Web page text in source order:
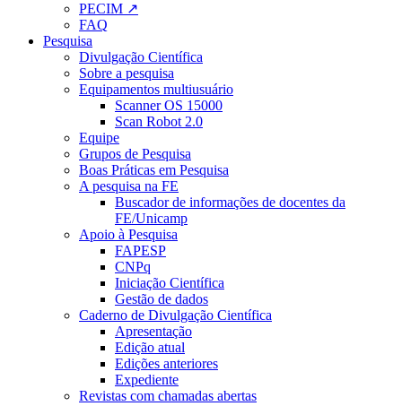
PECIM ↗
FAQ
Pesquisa
Divulgação Científica
Sobre a pesquisa
Equipamentos multiusuário
Scanner OS 15000
Scan Robot 2.0
Equipe
Grupos de Pesquisa
Boas Práticas em Pesquisa
A pesquisa na FE
Buscador de informações de docentes da
FE/Unicamp
Apoio à Pesquisa
FAPESP
CNPq
Iniciação Científica
Gestão de dados
Caderno de Divulgação Científica
Apresentação
Edição atual
Edições anteriores
Expediente
Revistas com chamadas abertas